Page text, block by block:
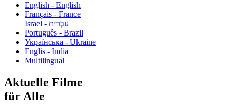
English - English
Français - France
עִבְרִית - Israel
Português - Brazil
Українська - Ukraine
Englis - India
Multilingual
Aktuelle Filme
für Alle